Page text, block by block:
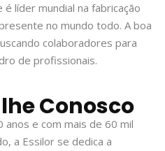
líder mundial na fabricação
no mundo todo. A boa
colaboradores para
de profissionais.
Conosco
e com mais de 60 mil
a Essilor se dedica a